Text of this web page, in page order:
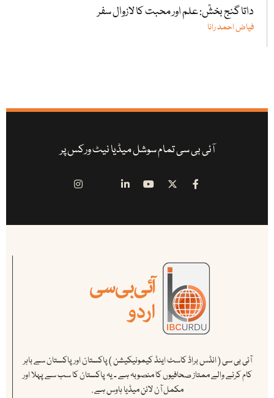
داتا گنج بخشؒ: علم اور محبت کا لازوال سفر
فیاض احمد رانا
آئی بی سی تمام سوشل میڈیا نیٹ ورکس پر
آئی بی سی ( انڈس براڈ کاسٹ اینڈ کیمونیکیشن ) پاکستان اور پاکستان سے باہر
کام کرنے والے ممتاز صحافیوں کا منصوبہ ہے ۔ یہ پاکستان کا سب سے پہلا اور
مکمل آن لائن میڈیا ہاوس ہے .